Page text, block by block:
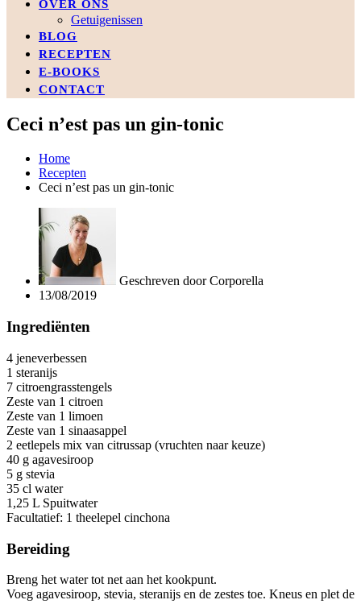
OVER ONS
Getuigenissen
BLOG
RECEPTEN
E-BOOKS
CONTACT
Ceci n’est pas un gin-tonic
Home
Recepten
Ceci n’est pas un gin-tonic
Geschreven doorCorporella
13/08/2019
Ingrediënten
4 jeneverbessen
1 steranijs
7 citroengrasstengels
Zeste van 1 citroen
Zeste van 1 limoen
Zeste van 1 sinaasappel
2 eetlepels mix van citrussap (vruchten naar keuze)
40 g agavesiroop
5 g stevia
35 cl water
1,25 L Spuitwater
Facultatief: 1 theelepel cinchona
Bereiding
Breng het water tot net aan het kookpunt.
Voeg agavesiroop, stevia, steranijs en de zestes toe. Kneus en plet de